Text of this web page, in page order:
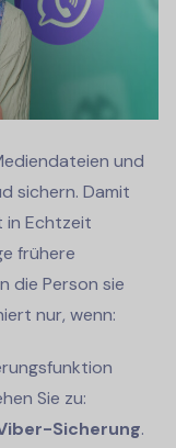
und
sichern. Damit
in Echtzeit
frühere
die Person sie
nur, wenn:
Sie zu:
Sicherung.